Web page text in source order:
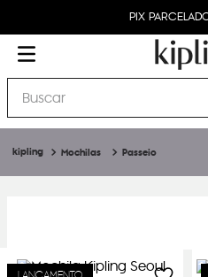
PIX
Buscar
Mochilas Passeio